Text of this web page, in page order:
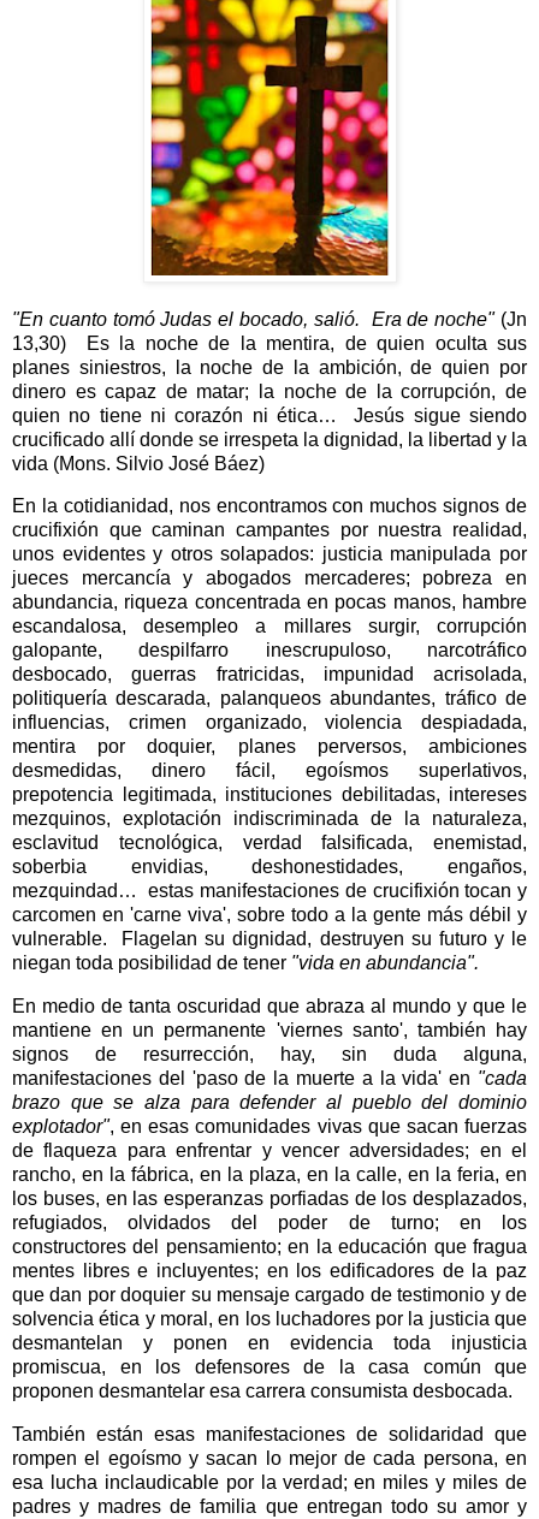
"En cuanto tomó Judas el bocado, salió. Era de noche"(Jn
13,30)
Es la noche de la mentira, de quien oculta sus
planes siniestros, la noche de la ambición, de quien por
dinero es capaz de matar; la noche de la corrupción, de
quien no tiene ni corazón ni ética…
Jesús sigue siendo
crucificado allí donde se irrespeta la dignidad, la libertad y la
vida (Mons. Silvio José Báez)
En la cotidianidad, nos encontramos con muchos signos de
crucifixión que caminan campantes por nuestra realidad,
unos evidentes y otros solapados: justicia manipulada por
jueces mercancía y abogados mercaderes; pobreza en
abundancia, riqueza concentrada en pocas manos, hambre
escandalosa, desempleo a millares surgir, corrupción
galopante, despilfarro inescrupuloso, narcotráfico
desbocado, guerras fratricidas, impunidad acrisolada,
politiquería descarada, palanqueos abundantes, tráfico de
influencias, crimen organizado, violencia despiadada,
mentira por doquier, planes perversos, ambiciones
desmedidas, dinero fácil, egoísmos superlativos,
prepotencia legitimada, instituciones debilitadas, intereses
mezquinos, explotación indiscriminada de la naturaleza,
esclavitud tecnológica, verdad falsificada, enemistad,
soberbia envidias, deshonestidades, engaños,
mezquindad…
estas manifestaciones de crucifixión tocan y
carcomen en 'carne viva', sobre todo a la gente más débil y
vulnerable.
Flagelan su dignidad, destruyen su futuro y le
niegan toda posibilidad de tener "vida en abundancia".
En medio de tanta oscuridad que abraza al mundo y que le
mantiene en un permanente 'viernes santo', también hay
signos de resurrección, hay, sin duda alguna,
manifestaciones del 'paso de la muerte a la vida' en "cada
brazo que se alza para defender al pueblo del dominio
explotador", en esas comunidades vivas que sacan fuerzas
de flaqueza para enfrentar y vencer adversidades; en el
rancho, en la fábrica, en la plaza, en la calle, en la feria, en
los buses, en las esperanzas porfiadas de los desplazados,
refugiados, olvidados del poder de turno; en los
constructores del pensamiento; en la educación que fragua
mentes libres e incluyentes; en los edificadores de la paz
que dan por doquier su mensaje cargado de testimonio y de
solvencia ética y moral, en los luchadores por la justicia que
desmantelan y ponen en evidencia toda injusticia
promiscua, en los defensores de la casa común que
proponen desmantelar esa carrera consumista desbocada.
También están esas manifestaciones de solidaridad que
rompen el egoísmo y sacan lo mejor de cada persona, en
esa lucha inclaudicable por la verdad; en miles y miles de
padres y madres de familia que entregan todo su amor y